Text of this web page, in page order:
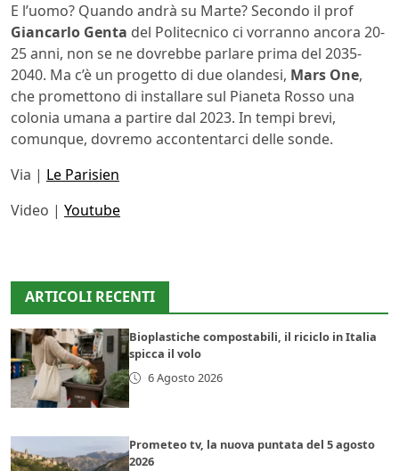
E l’uomo? Quando andrà su Marte? Secondo il prof
Giancarlo Genta del Politecnico ci vorranno ancora 20-
25 anni, non se ne dovrebbe parlare prima del 2035-
2040. Ma c’è un progetto di due olandesi, Mars One,
che promettono di installare sul Pianeta Rosso una
colonia umana a partire dal 2023. In tempi brevi,
comunque, dovremo accontentarci delle sonde.
Via | Le Parisien
Video | Youtube
ARTICOLI RECENTI
Bioplastiche compostabili, il riciclo in Italia
spicca il volo
6 Agosto 2026
Prometeo tv, la nuova puntata del 5 agosto
2026